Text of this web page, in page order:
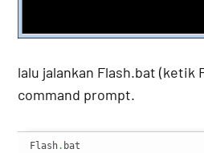
lalu jalankan Flash.bat (ketik
command prompt.
Flash. bat